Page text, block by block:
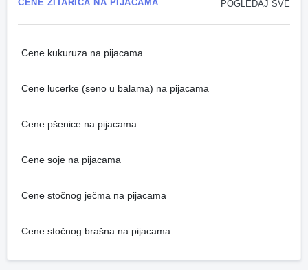
POGLEDAJ SVE
CENE ŽITARICA NA PIJACAMA
Cene kukuruza na pijacama
Cene lucerke (seno u balama) na pijacama
Cene pšenice na pijacama
Cene soje na pijacama
Cene stočnog ječma na pijacama
Cene stočnog brašna na pijacama